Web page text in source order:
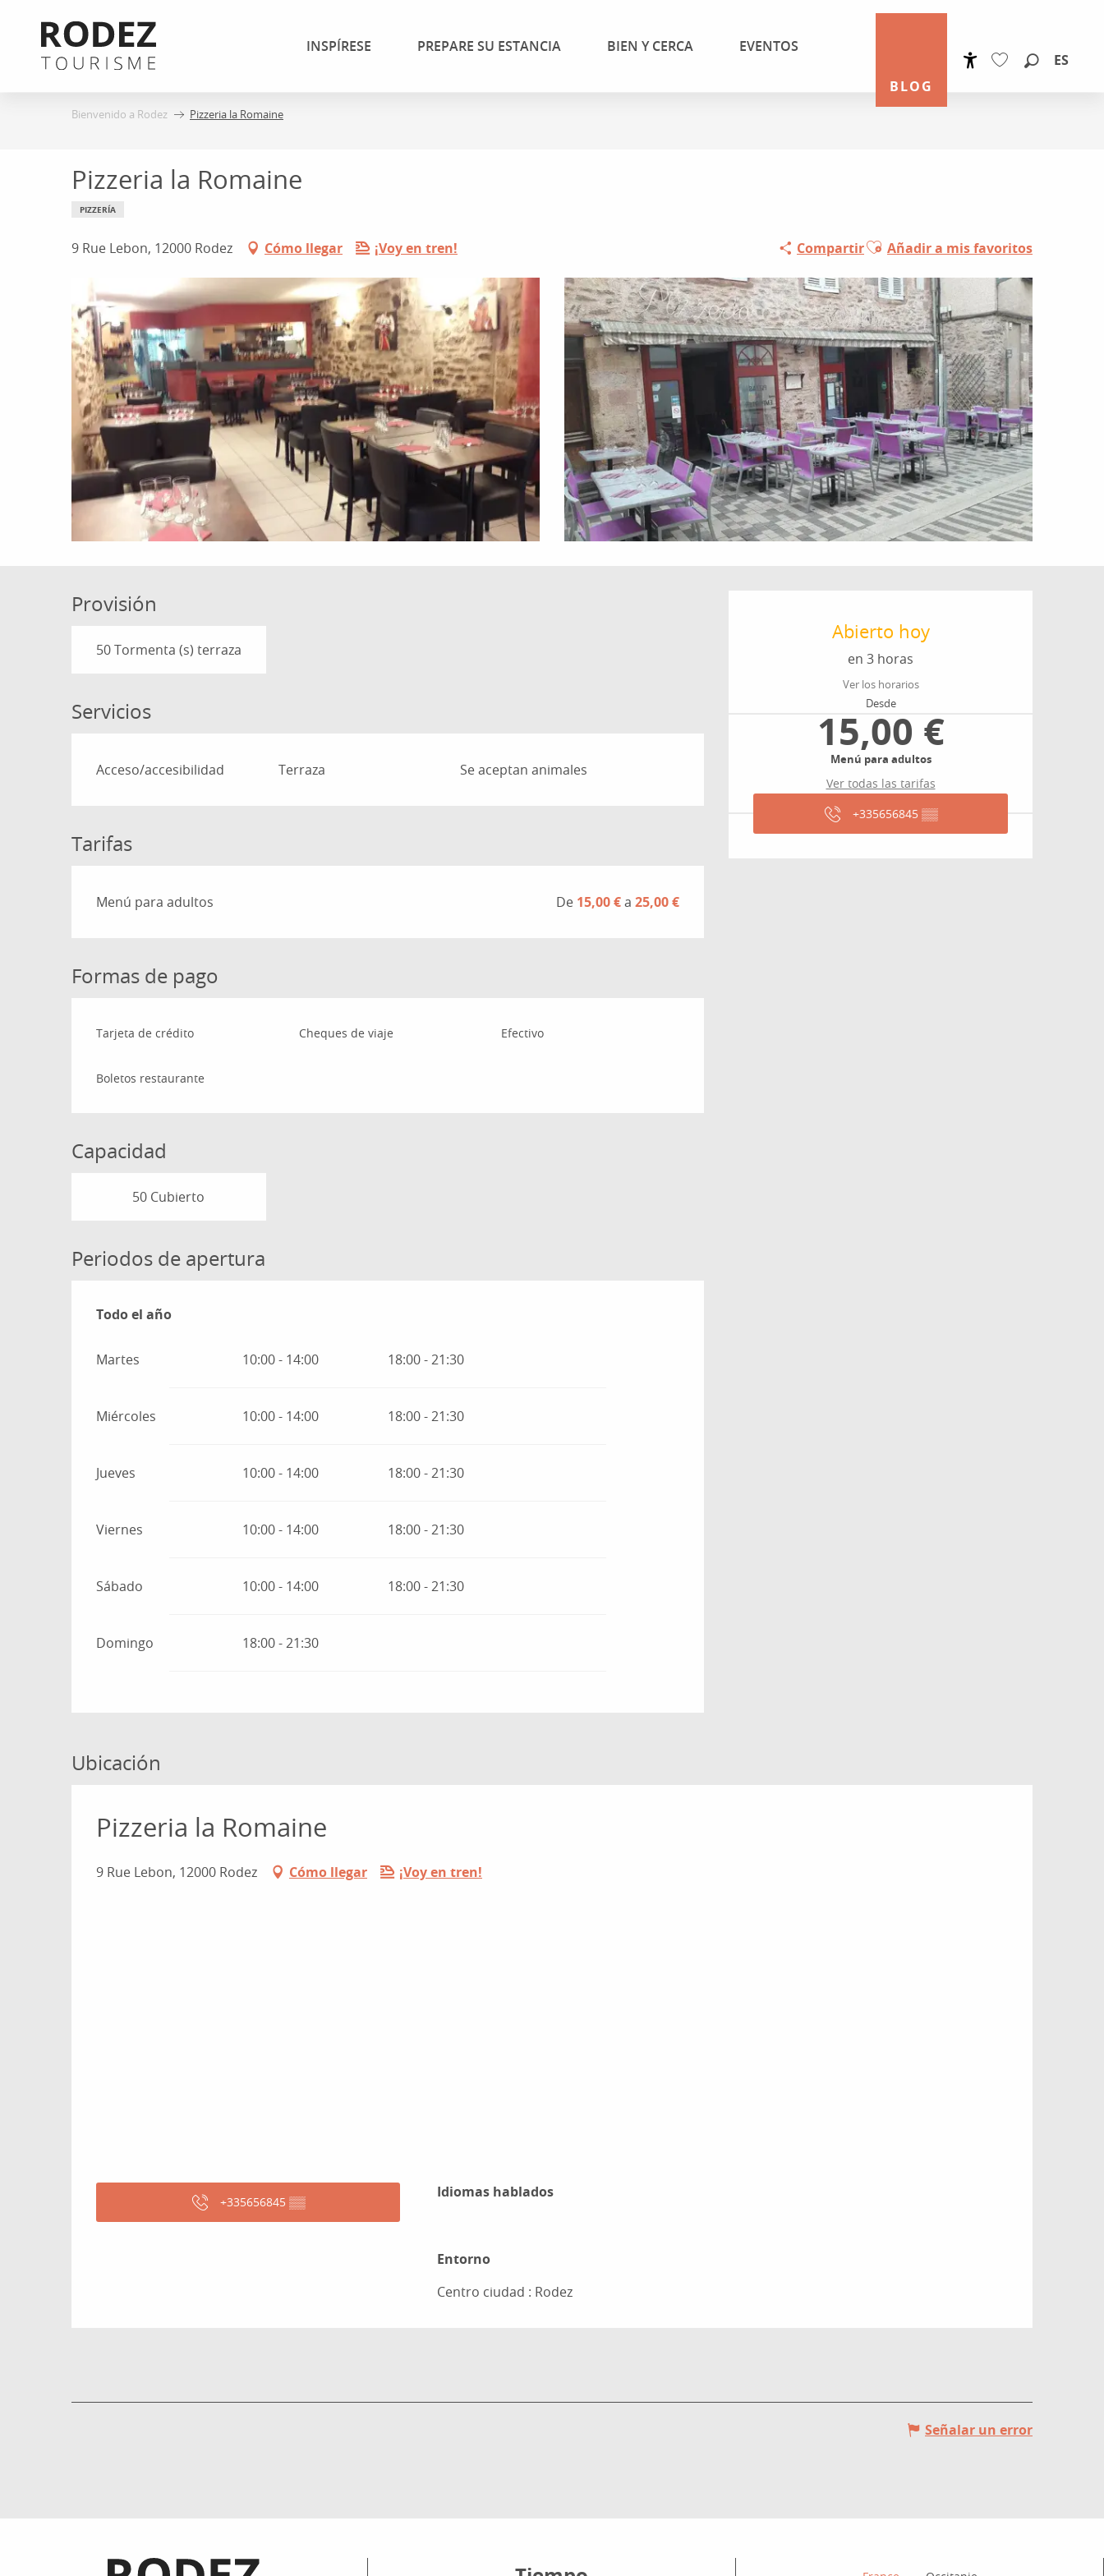
contenu
BLOG
ES
INSPÍRESE PREPARE SU ESTANCIA BIEN Y CERCA EVENTOS
Bienvenido a Rodez Pizzeria la Romaine
Pizzeria la Romaine
PIZZERÍA
9 Rue Lebon, 12000 Rodez Cómo llegar ¡Voy en tren! CompartirAjouter aux favoris
Añadir a mis favoritos
Horarios y datos de
Abierto hoy
en 3 horas
Ver los horarios
Desde
15,00 €
Menú para adultos
Ver todas las tarifas
+335656845 ▒▒
Provisión
50 Tormenta (s) terraza
Servicios
Acceso/accesibilidad Terraza Se aceptan animales
Tarifas
Tarifas 2026
Menú para adultos De 15,00 €a25,00 €
Formas de pago
Tarjeta de crédito Cheques de viaje Efectivo
Boletos restaurante
Capacidad
50 Cubierto
Periodos de apertura
Todo el año
Todo el año
Martes 10:00 - 14:00 18:00 - 21:30
Miércoles 10:00 - 14:00 18:00 - 21:30
Jueves 10:00 - 14:00 18:00 - 21:30
Viernes 10:00 - 14:00 18:00 - 21:30
Sábado 10:00 - 14:00 18:00 - 21:30
Domingo 18:00 - 21:30
Ubicación
Pizzeria la Romaine
9 Rue Lebon, 12000 Rodez Cómo llegar ¡Voy en tren!
+335656845 ▒▒
Idiomas hablados
Idiomas hablados
Entorno
Entorno
Centro ciudad : Rodez
Señalar un error